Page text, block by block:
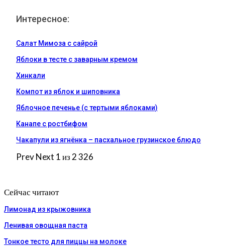
Интересное:
Салат Мимоза с сайрой
Яблоки в тесте с заварным кремом
Хинкали
Компот из яблок и шиповника
Яблочное печенье (с тертыми яблоками)
Канапе с ростбифом
Чакапули из ягнёнка – пасхальное грузинское блюдо
PrevNext 1 из 2 326
Сейчас читают
Лимонад из крыжовника
Ленивая овощная паста
Тонкое тесто для пиццы на молоке